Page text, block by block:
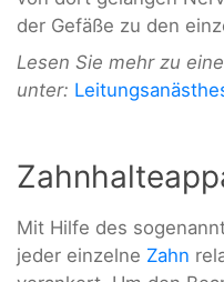
der Gefäße zu den
Lesen Sie mehr zu
unter:
Mit Hilfe des
jeder einzelne Zahn